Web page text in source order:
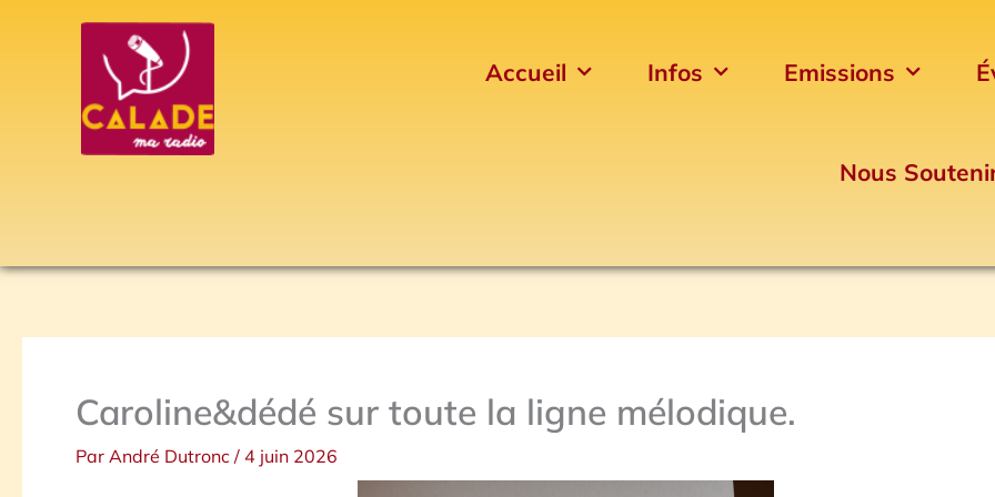
Accueil Infos Emissions
Nous
Caroline&dédé sur toute la ligne mélodique.
Par André Dutronc / 4 juin 2026